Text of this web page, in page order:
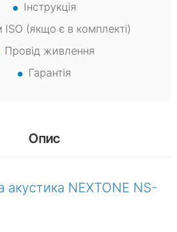
Інструкція
ISO (якщо є в комплекті)
Провід живлення
Гарантія
Опис
акустика NEXTONE NS-